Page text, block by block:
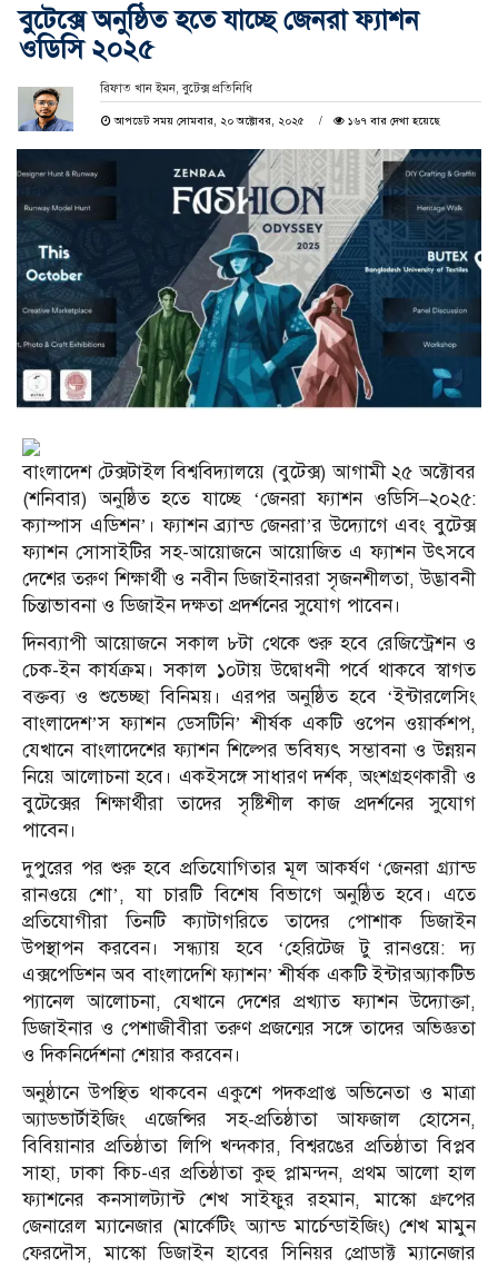
বুটেক্সে অনুষ্ঠিত হতে যাচ্ছে জেনরা ফ্যাশন
ওডিসি ২০২৫
রিফাত খান ইমন, বুটেক্স প্রতিনিধি
আপডেট সময় সোমবার, ২০ অক্টোবর, ২০২৫ ১৬৭ বার দেখা হয়েছে
বাংলাদেশ টেক্সটাইল বিশ্ববিদ্যালয়ে (বুটেক্স) আগামী ২৫ অক্টোবর
(শনিবার) অনুষ্ঠিত হতে যাচ্ছে ‘জেনরা ফ্যাশন ওডিসি–২০২৫:
ক্যাম্পাস এডিশন’। ফ্যাশন ব্র্যান্ড জেনরা’র উদ্যোগে এবং বুটেক্স
ফ্যাশন সোসাইটির সহ-আয়োজনে আয়োজিত এ ফ্যাশন উৎসবে
দেশের তরুণ শিক্ষার্থী ও নবীন ডিজাইনাররা সৃজনশীলতা, উদ্ভাবনী
চিন্তাভাবনা ও ডিজাইন দক্ষতা প্রদর্শনের সুযোগ পাবেন।
দিনব্যাপী আয়োজনে সকাল ৮টা থেকে শুরু হবে রেজিস্ট্রেশন ও
চেক-ইন কার্যক্রম। সকাল ১০টায় উদ্বোধনী পর্বে থাকবে স্বাগত
বক্তব্য ও শুভেচ্ছা বিনিময়। এরপর অনুষ্ঠিত হবে ‘ইন্টারলেসিং
বাংলাদেশ’স ফ্যাশন ডেসটিনি’ শীর্ষক একটি ওপেন ওয়ার্কশপ,
যেখানে বাংলাদেশের ফ্যাশন শিল্পের ভবিষ্যৎ সম্ভাবনা ও উন্নয়ন
নিয়ে আলোচনা হবে। একইসঙ্গে সাধারণ দর্শক, অংশগ্রহণকারী ও
বুটেক্সের শিক্ষার্থীরা তাদের সৃষ্টিশীল কাজ প্রদর্শনের সুযোগ
পাবেন।
দুপুরের পর শুরু হবে প্রতিযোগিতার মূল আকর্ষণ ‘জেনরা গ্র্যান্ড
রানওয়ে শো’, যা চারটি বিশেষ বিভাগে অনুষ্ঠিত হবে। এতে
প্রতিযোগীরা তিনটি ক্যাটাগরিতে তাদের পোশাক ডিজাইন
উপস্থাপন করবেন। সন্ধ্যায় হবে ‘হেরিটেজ টু রানওয়ে: দ্য
এক্সপেডিশন অব বাংলাদেশি ফ্যাশন’ শীর্ষক একটি ইন্টারঅ্যাকটিভ
প্যানেল আলোচনা, যেখানে দেশের প্রখ্যাত ফ্যাশন উদ্যোক্তা,
ডিজাইনার ও পেশাজীবীরা তরুণ প্রজন্মের সঙ্গে তাদের অভিজ্ঞতা
ও দিকনির্দেশনা শেয়ার করবেন।
অনুষ্ঠানে উপস্থিত থাকবেন একুশে পদকপ্রাপ্ত অভিনেতা ও মাত্রা
অ্যাডভার্টাইজিং এজেন্সির সহ-প্রতিষ্ঠাতা আফজাল হোসেন,
বিবিয়ানার প্রতিষ্ঠাতা লিপি খন্দকার, বিশ্বরঙের প্রতিষ্ঠাতা বিপ্লব
সাহা, ঢাকা কিচ-এর প্রতিষ্ঠাতা কুহু প্লামন্দন, প্রথম আলো হাল
ফ্যাশনের কনসালট্যান্ট শেখ সাইফুর রহমান, মাস্কো গ্রুপের
জেনারেল ম্যানেজার (মার্কেটিং অ্যান্ড মার্চেন্ডাইজিং) শেখ মামুন
ফেরদৌস, মাস্কো ডিজাইন হাবের সিনিয়র প্রোডাক্ট ম্যানেজার